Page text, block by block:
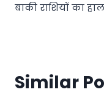
बाकी राशियों का हाल
Similar